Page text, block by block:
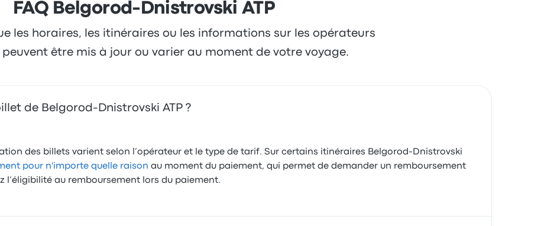
FAQ Belgorod-Dnistrovski ATP
les horaires, les itinéraires ou les informations sur les opérateurs
être mis à jour ou varier au moment de votre voyage.
de Belgorod-Dnistrovski ATP ?
des billets varient selon l’opérateur et le type de tarif. Sur certains itinéraires Belgorod-Dnistrovski
pour n'importe quelle raison au moment du paiement, qui permet de demander un remboursement
l’éligibilité au remboursement lors du paiement.